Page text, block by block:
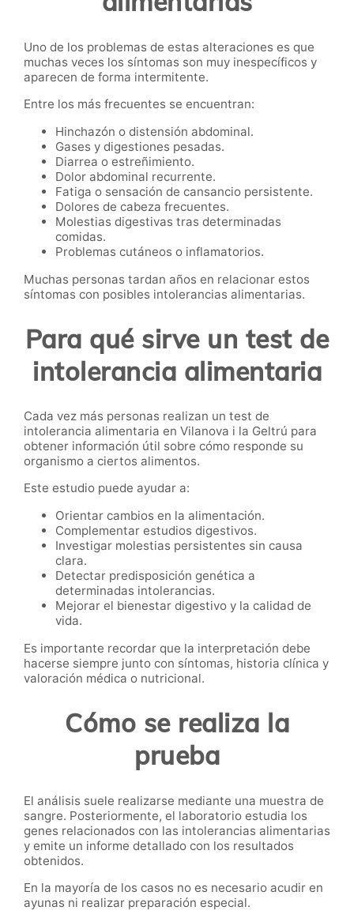
Uno de los problemas de estas alteraciones es que
muchas veces los síntomas son muy inespecíficos y
aparecen de forma intermitente.
Entre los más frecuentes se encuentran:
Hinchazón o distensión abdominal.
Gases y digestiones pesadas.
Diarrea o estreñimiento.
Dolor abdominal recurrente.
Fatiga o sensación de cansancio persistente.
Dolores de cabeza frecuentes.
Molestias digestivas tras determinadas
comidas.
Problemas cutáneos o inflamatorios.
Muchas personas tardan años en relacionar estos
síntomas con posibles intolerancias alimentarias.
Para qué sirve un test de
intolerancia alimentaria
Cada vez más personas realizan un test de
intolerancia alimentaria en Vilanova i la Geltrú para
obtener información útil sobre cómo responde su
organismo a ciertos alimentos.
Este estudio puede ayudar a:
Orientar cambios en la alimentación.
Complementar estudios digestivos.
Investigar molestias persistentes sin causa
clara.
Detectar predisposición genética a
determinadas intolerancias.
Mejorar el bienestar digestivo y la calidad de
vida.
Es importante recordar que la interpretación debe
hacerse siempre junto con síntomas, historia clínica y
valoración médica o nutricional.
Cómo se realiza la
prueba
El análisis suele realizarse mediante una muestra de
sangre. Posteriormente, el laboratorio estudia los
genes relacionados con las intolerancias alimentarias
y emite un informe detallado con los resultados
obtenidos.
En la mayoría de los casos no es necesario acudir en
ayunas ni realizar preparación especial.